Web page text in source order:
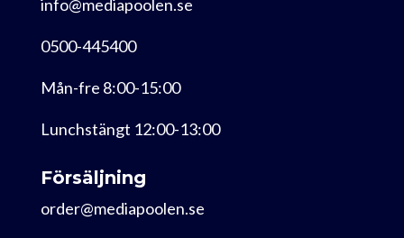
info@mediapoolen.se
0500-445400
Mån-fre 8:00-15:00
Lunchstängt 12:00-13:00
Försäljning
order@mediapoolen.se